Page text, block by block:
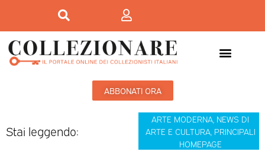
ABBONATI ORA
Stai leggendo:
ARTE MODERNA NEWS DI
ARTE E CULTURA, PRINCIPALI
HOMEPAGE